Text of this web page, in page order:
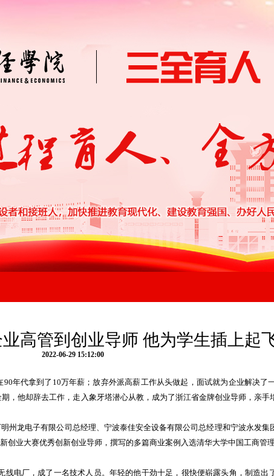
高管到创业导师 他为学生插上起
2022-06-29 15:12:00
年代拿到了10万年薪；放弃外派高薪工作从头做起，面试就为企业解决了
他却辞去工作，走入象牙塔潜心从教，成为了浙江省金牌创业导师，亲手
龙电子有限公司总经理、宁波泰佳安全设备有限公司总经理和宁波永发集
业大赛优秀创新创业导师，撰写的多篇商业案例入选清华大学中国工商管
厂，成了一名技术人员。年轻的他干劲十足，很快便崭露头角，制造出